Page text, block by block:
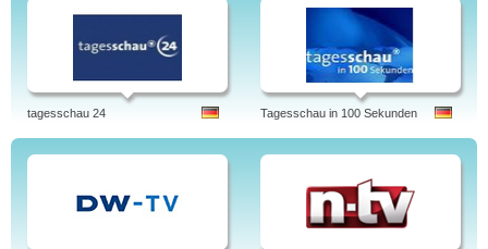
tagesschau 24 Tagesschau in 100 Sekunden